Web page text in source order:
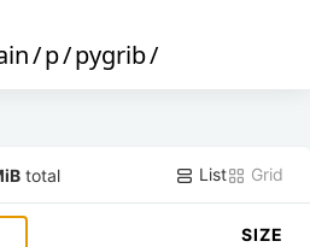
/p/pygrib/
total List Grid
SIZE